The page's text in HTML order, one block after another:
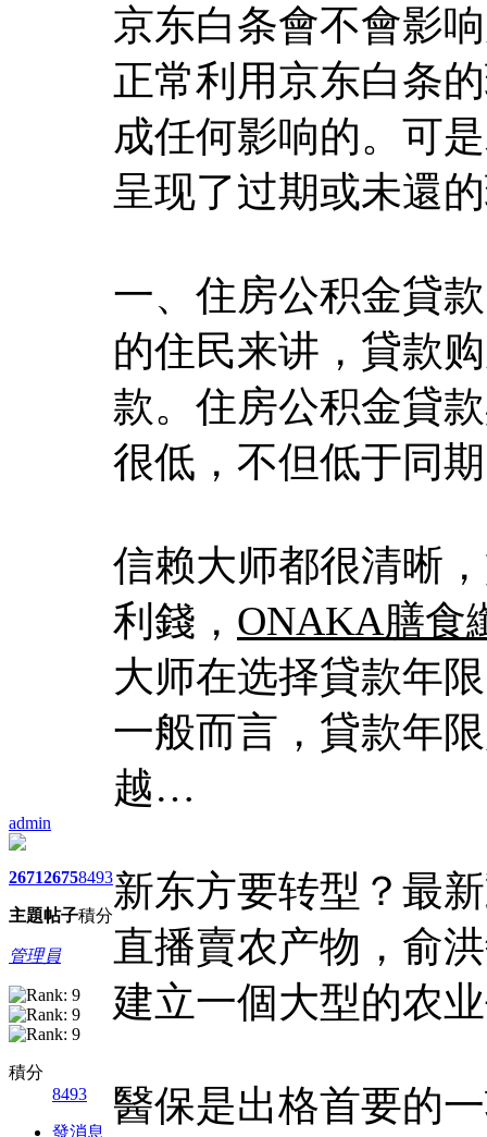
admin
2671
主題
2675
帖子
8493
積分
管理員
積分
8493
發消息
京东白条會不會影
正常利用京东白条
成任何影响的。可
呈现了过期或未還
一、住房公积金貸
的住民来讲，貸款
款。住房公积金貸
很低，不但低于同
信赖大师都很清晰
利錢， ONAKA膳食
大师在选择貸款年
一般而言，貸款年
越…
新东方要转型？最
直播賣农产物，俞
建立一個大型的农
醫保是出格首要的